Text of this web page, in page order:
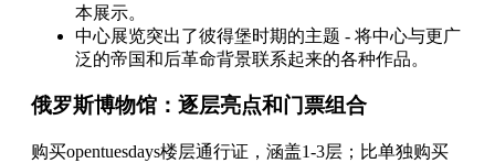
本展示。
中心展览突出了彼得堡时期的主题 - 将中心与更广
泛的帝国和后革命背景联系起来的各种作品。
俄罗斯博物馆：逐层亮点和门票组合
购买opentuesdays楼层通行证，涵盖1-3层；比单独购买